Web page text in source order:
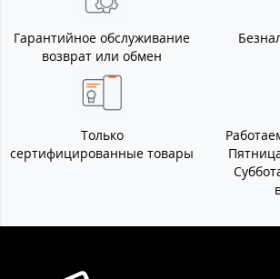
Гарантийное обслуживание
возврат или обмен
Только
сертифицированные товары